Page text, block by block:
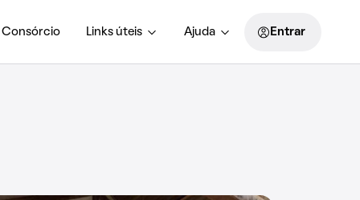
Consórcio Links úteis Ajuda Entrar